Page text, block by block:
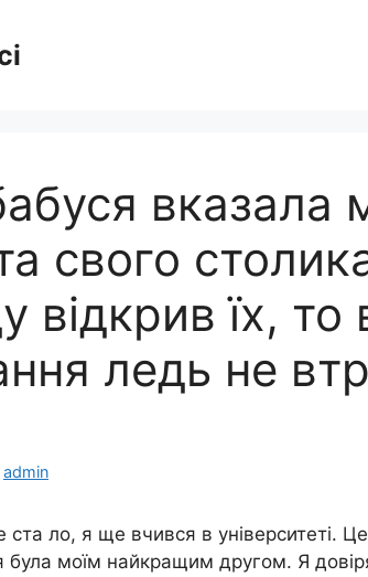
вказала
свого
відкрив їх, то
ледь не
admin
ста ло, я ще вчився в університеті.
моїм найкращим другом. Я